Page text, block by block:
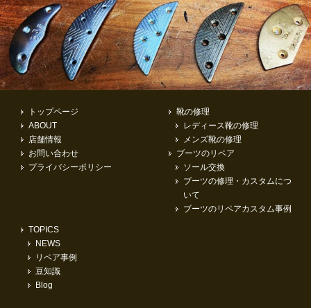
トップページ
ABOUT
店舗情報
お問い合わせ
プライバシーポリシー
靴の修理
レディース靴の修理
メンズ靴の修理
ブーツのリペア
ソール交換
ブーツの修理・カスタムにつ
いて
ブーツのリペアカスタム事例
TOPICS
NEWS
リペア事例
豆知識
Blog